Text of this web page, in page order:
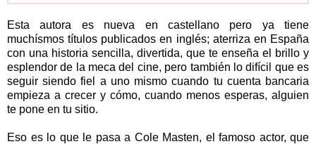
Esta autora es nueva en castellano pero ya tiene
muchísmos títulos publicados en inglés; aterriza en España
con una historia sencilla, divertida, que te enseña el brillo y
esplendor de la meca del cine, pero también lo difícil que es
seguir siendo fiel a uno mismo cuando tu cuenta bancaria
empieza a crecer y cómo, cuando menos esperas, alguien
te pone en tu sitio.
Eso es lo que le pasa a Cole Masten, el famoso actor, que